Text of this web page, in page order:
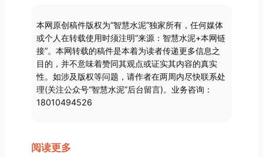
本网原创稿件版权为“智慧水泥”独家所有，任何媒体
或个人在转载使用时须注明“来源：智慧水泥+本网链
接”。本网转载的稿件是本着为读者传递更多信息之
目的，并不意味着赞同其观点或证实其内容的真实
性。如涉及版权等问题，请作者在两周内尽快联系处
理(关注公众号“智慧水泥”后台留言)。业务咨询：
18010494526
阅读更多